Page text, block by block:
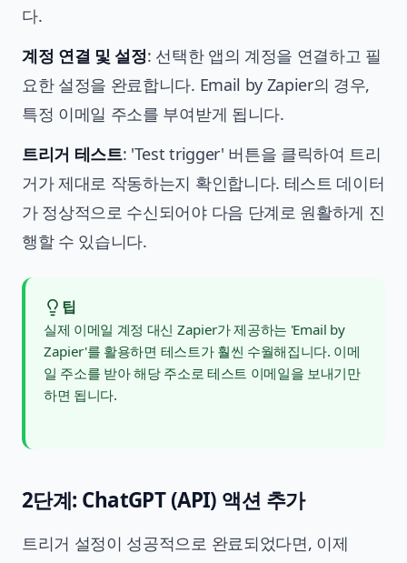
다.
계정 연결 및 설정: 선택한 앱의 계정을 연결하고 필
요한 설정을 완료합니다. Email by Zapier의 경우,
특정 이메일 주소를 부여받게 됩니다.
트리거 테스트: 'Test trigger' 버튼을 클릭하여 트리
거가 제대로 작동하는지 확인합니다. 테스트 데이터
가 정상적으로 수신되어야 다음 단계로 원활하게 진
행할 수 있습니다.
팁
실제 이메일 계정 대신 Zapier가 제공하는 'Email by
Zapier'를 활용하면 테스트가 훨씬 수월해집니다. 이메
일 주소를 받아 해당 주소로 테스트 이메일을 보내기만
하면 됩니다.
2단계: ChatGPT (API) 액션 추가
트리거 설정이 성공적으로 완료되었다면, 이제